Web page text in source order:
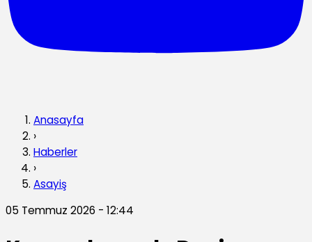
Anasayfa
›
Haberler
›
Asayiş
05 Temmuz 2026 - 12:44